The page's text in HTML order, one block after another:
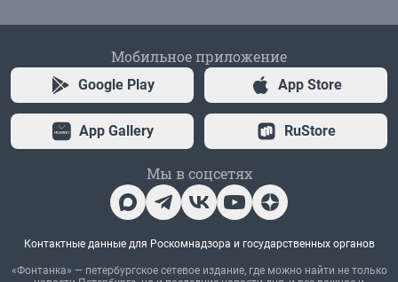
Мобильное приложение
Google Play App Store
App Gallery RuStore
Мы в соцсетях
Контактные данные для Роскомнадзора и государственных органов
«Фонтанка» — петербургское сетевое издание, где можно найти не только